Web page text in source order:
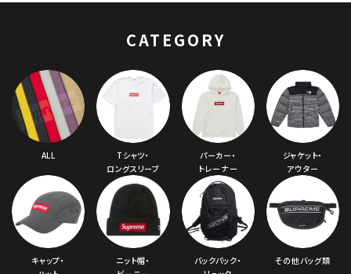
CATEGORY
ALL
Tシャツ・
ロングスリーブ
パーカー・
トレーナー
ジャケット・
アウター
キャップ・
ニット帽・
バックパック・
その他バッグ類